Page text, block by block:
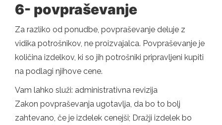
6- povpraševanje
Za razliko od ponudbe, povpraševanje deluje z
vidika potrošnikov, ne proizvajalca. Povpraševanje je
količina izdelkov, ki so jih potrošniki pripravljeni kupiti
na podlagi njihove cene.
Vam lahko služi: administrativna revizija
Zakon povpraševanja ugotavlja, da bo to bolj
zahtevano, če je izdelek cenejši; Dražji izdelek bo